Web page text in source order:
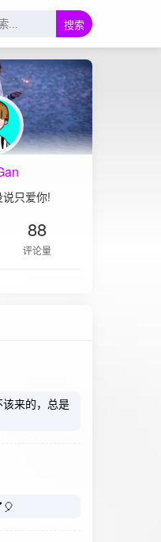
搜索
只爱你!
88
评论量
来的，总是